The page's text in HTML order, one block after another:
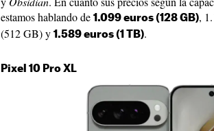
estamos hablando de 1.099 euros (128 GB),
(512 GB) y 1.589 euros (1 TB).
Pixel 10 Pro XL